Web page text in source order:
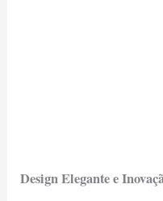
Design Elegante e